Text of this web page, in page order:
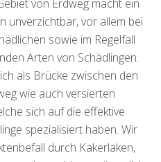
von Erdweg macht ein
unverzichtbar, vor allem bei
sowie im Regelfall
Arten von Schädlingen.
als Brücke zwischen den
wie auch versierten
sich auf die effektive
spezialisiert haben. Wir
durch Kakerlaken,